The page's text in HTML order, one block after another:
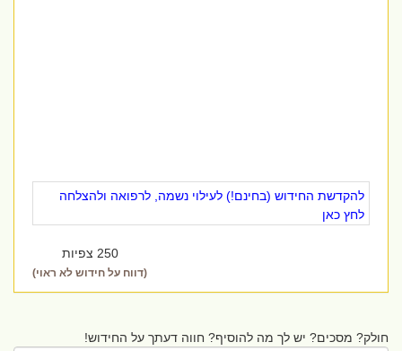
להקדשת החידוש (בחינם!) לעילוי נשמה, לרפואה ולהצלחה
לחץ כאן
250 צפיות
(דווח על חידוש לא ראוי)
חולק? מסכים? יש לך מה להוסיף? חווה דעתך על החידוש!